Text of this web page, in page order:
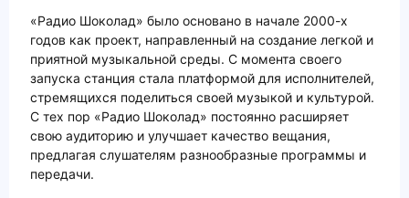
«Радио Шоколад» было основано в начале 2000-х
годов как проект, направленный на создание легкой и
приятной музыкальной среды. С момента своего
запуска станция стала платформой для исполнителей,
стремящихся поделиться своей музыкой и культурой.
С тех пор «Радио Шоколад» постоянно расширяет
свою аудиторию и улучшает качество вещания,
предлагая слушателям разнообразные программы и
передачи.